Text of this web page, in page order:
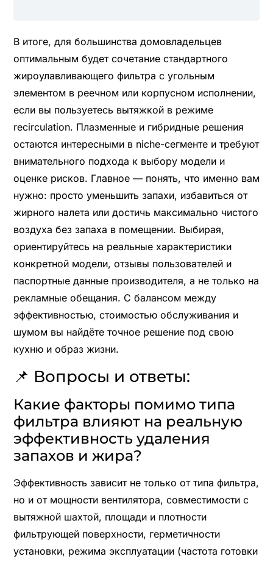
В итоге, для большинства домовладельцев
оптимальным будет сочетание стандартного
жироулавливающего фильтра с угольным
элементом в реечном или корпусном исполнении,
если вы пользуетесь вытяжкой в режиме
recirculation. Плазменные и гибридные решения
остаются интересными в niche-сегменте и требуют
внимательного подхода к выбору модели и
оценке рисков. Главное — понять, что именно вам
нужно: просто уменьшить запахи, избавиться от
жирного налета или достичь максимально чистого
воздуха без запаха в помещении. Выбирая,
ориентируйтесь на реальные характеристики
конкретной модели, отзывы пользователей и
паспортные данные производителя, а не только на
рекламные обещания. С балансом между
эффективностью, стоимостью обслуживания и
шумом вы найдёте точное решение под свою
кухню и образ жизни.
📌 Вопросы и ответы:
Какие факторы помимо типа
фильтра влияют на реальную
эффективность удаления
запахов и жира?
Эффективность зависит не только от типа фильтра,
но и от мощности вентилятора, совместимости с
вытяжной шахтой, площади и плотности
фильтрующей поверхности, герметичности
установки, режима эксплуатации (частота готовки